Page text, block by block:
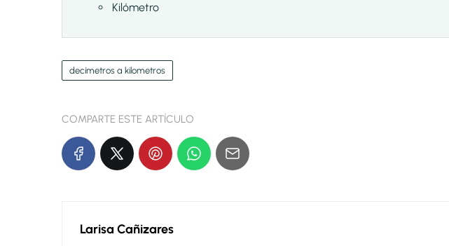
Kilómetro
decímetros a kilometros
COMPARTE ESTE ARTÍCULO
Larisa Cañizares